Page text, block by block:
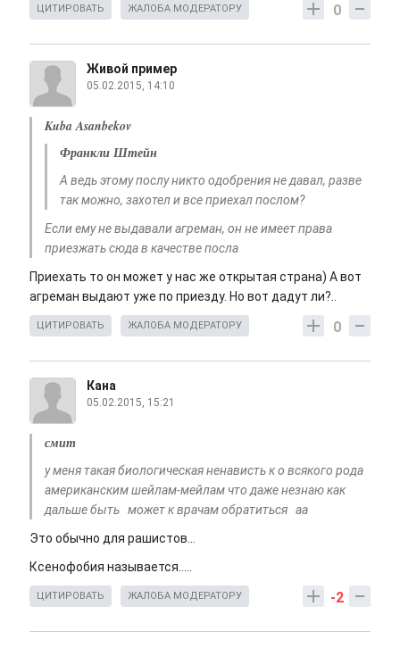
0
ЦИТИРОВАТЬ ЖАЛОБА МОДЕРАТОРУ
Живой пример
05.02.2015, 14:10
Kuba Asanbekov
Франкли Штейн
А ведь этому послу никто одобрения не давал, разве
так можно, захотел и все приехал послом?
Если ему не выдавали агреман, он не имеет права
приезжать сюда в качестве посла
Приехать то он может у нас же открытая страна) А вот
агреман выдают уже по приезду. Но вот дадут ли?..
0
ЦИТИРОВАТЬ ЖАЛОБА МОДЕРАТОРУ
Кана
05.02.2015, 15:21
смит
у меня такая биологическая ненависть к о всякого рода
американским шейлам-мейлам что даже незнаю как
дальше быть может к врачам обратиться аа
Это обычно для рашистов...
Ксенофобия называется.....
-2
ЦИТИРОВАТЬ ЖАЛОБА МОДЕРАТОРУ